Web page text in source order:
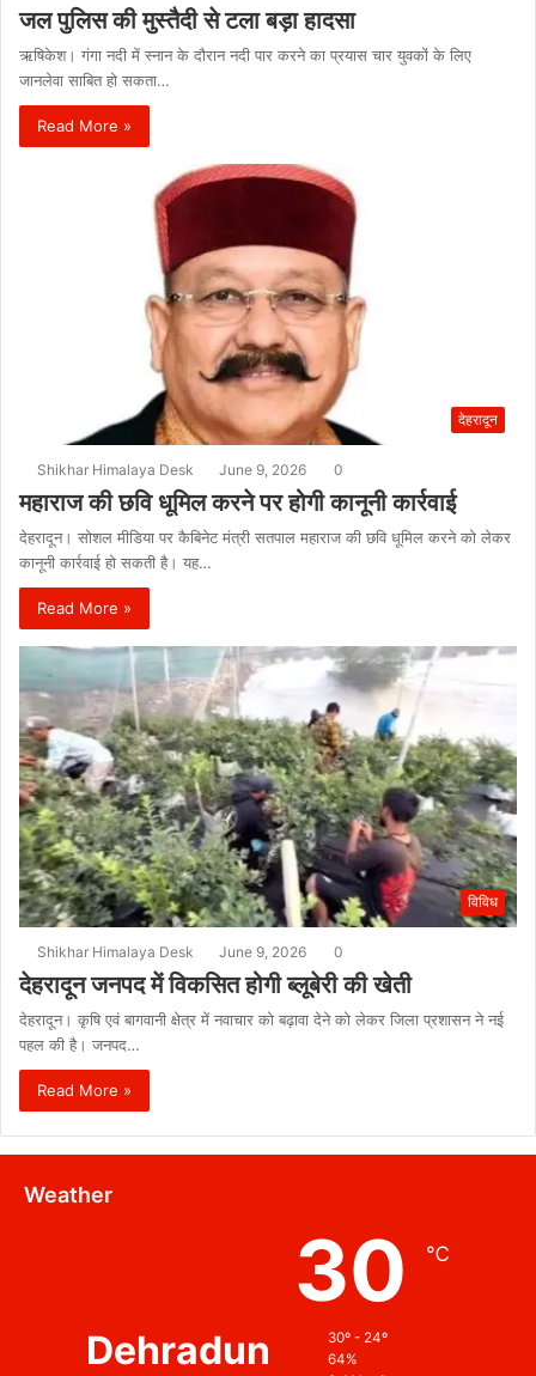
जल पुलिस की मुस्तैदी से टला बड़ा हादसा
ऋषिकेश। गंगा नदी में स्नान के दौरान नदी पार करने का प्रयास चार युवकों के लिए
जानलेवा साबित हो सकता…
Read More »
देहरादून
Shikhar Himalaya Desk June 9, 2026 0
महाराज की छवि धूमिल करने पर होगी कानूनी कार्रवाई
देहरादून। सोशल मीडिया पर कैबिनेट मंत्री सतपाल महाराज की छवि धूमिल करने को लेकर
कानूनी कार्रवाई हो सकती है। यह…
Read More »
विविध
Shikhar Himalaya Desk June 9, 2026 0
देहरादून जनपद में विकसित होगी ब्लूबेरी की खेती
देहरादून। कृषि एवं बागवानी क्षेत्र में नवाचार को बढ़ावा देने को लेकर जिला प्रशासन ने नई
पहल की है। जनपद…
Read More »
Weather
Dehradun
30 ℃
30º - 24º
64%